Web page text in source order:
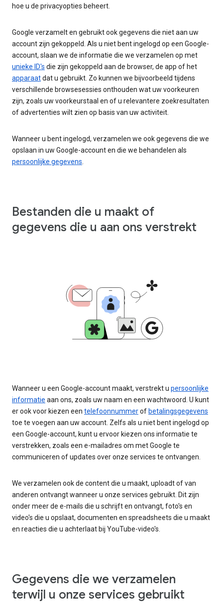
hoe u de privacyopties beheert.
Google verzamelt en gebruikt ook gegevens die niet aan uw
account zijn gekoppeld. Als u niet bent ingelogd op een Google-
account, slaan we de informatie die we verzamelen op met
unieke ID's die zijn gekoppeld aan de browser, de app of het
apparaatdat u gebruikt. Zo kunnen we bijvoorbeeld tijdens
verschillende browsesessies onthouden wat uw voorkeuren
zijn, zoals uw voorkeurstaal en of u relevantere zoekresultaten
of advertenties wilt zien op basis van uw activiteit.
Wanneer u bent ingelogd, verzamelen we ook gegevens die we
opslaan in uw Google-account en die we behandelen als
persoonlijke gegevens
Bestanden die u maakt of
gegevens die u aan ons verstrekt
Wanneer u een Google-account maakt, verstrekt u persoonlijke
informatie aan ons, zoals uw naam en een wachtwoord. U kunt
er ook voor kiezen een telefoonnummerof betalingsgegevens
toe te voegen aan uw account. Zelfs als u niet bent ingelogd op
een Google-account, kunt u ervoor kiezen ons informatie te
verstrekken, zoals een e-mailadres om met Google te
communiceren of updates over onze services te ontvangen.
We verzamelen ook de content die u maakt, uploadt of van
anderen ontvangt wanneer u onze services gebruikt. Dit zijn
onder meer de e-mails die u schrijft en ontvangt, foto's en
video's die u opslaat, documenten en spreadsheets die u maakt
en reacties die u achterlaat bij YouTube-video's.
Gegevens die we verzamelen
terwijl u onze services gebruikt